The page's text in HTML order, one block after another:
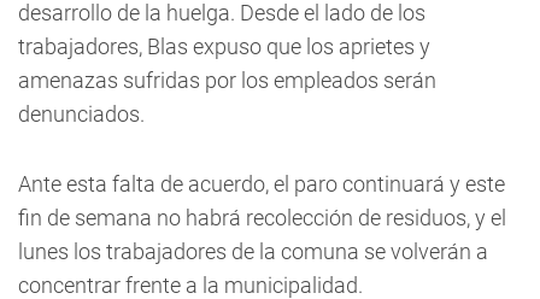
desarrollo de la huelga. Desde el lado de los
trabajadores, Blas expuso que los aprietes y
amenazas sufridas por los empleados serán
denunciados.
Ante esta falta de acuerdo, el paro continuará y este
fin de semana no habrá recolección de residuos, y el
lunes los trabajadores de la comuna se volverán a
concentrar frente a la municipalidad.